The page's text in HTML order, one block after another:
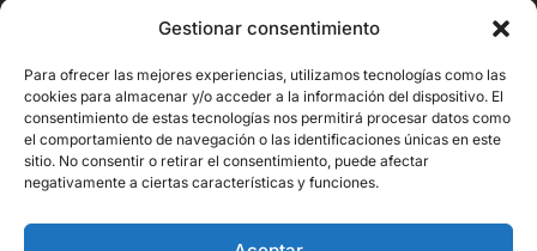
Gestionar consentimiento
Para ofrecer las mejores experiencias, utilizamos tecnologías como las
cookies para almacenar y/o acceder a la información del dispositivo. El
consentimiento de estas tecnologías nos permitirá procesar datos como
el comportamiento de navegación o las identificaciones únicas en este
sitio. No consentir o retirar el consentimiento, puede afectar
negativamente a ciertas características y funciones.